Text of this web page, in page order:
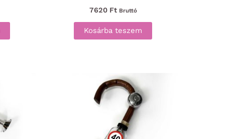
7620 Ft Bruttó
Kosárba teszem